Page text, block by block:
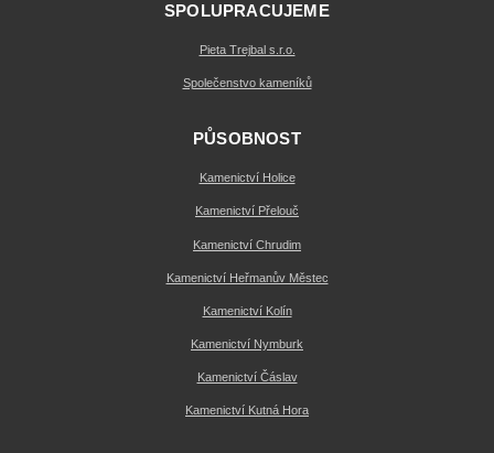
SPOLUPRACUJEME
Pieta Trejbal s.r.o.
Společenstvo kameníků
PŮSOBNOST
Kamenictví Holice
Kamenictví Přelouč
Kamenictví Chrudim
Kamenictví Heřmanův Městec
Kamenictví Kolín
Kamenictví Nymburk
Kamenictví Čáslav
Kamenictví Kutná Hora